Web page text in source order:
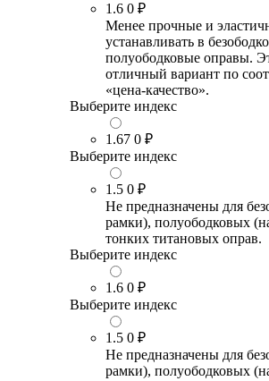
1.6 0 ₽
Менее прочные и
устанавливать в
полуободковые оправы.
отличный вариант по
«цена-качество».
Выберите индекс
1.67 0 ₽
Выберите индекс
1.5 0 ₽
Не предназначены для
рамки), полуободковых
тонких титановых оправ.
Выберите индекс
1.6 0 ₽
Выберите индекс
1.5 0 ₽
Не предназначены для
рамки), полуободковых